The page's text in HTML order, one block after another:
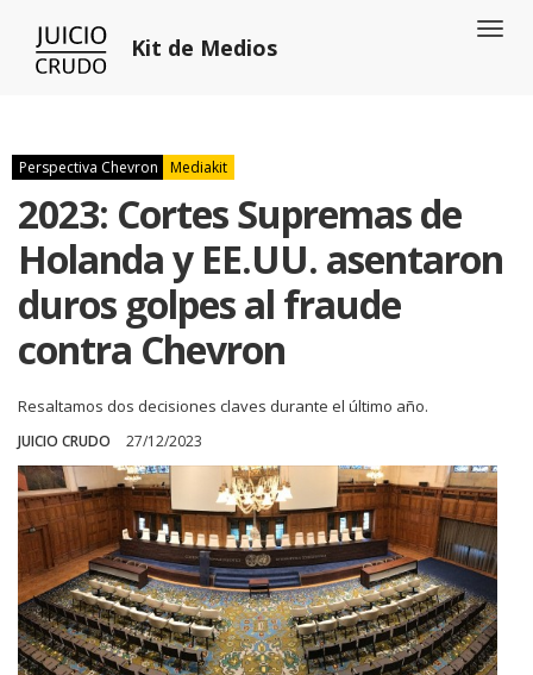
Kit de Medios
Perspectiva Chevron Mediakit
2023: Cortes Supremas de
Holanda y EE.UU. asentaron
duros golpes al fraude
contra Chevron
Resaltamos dos decisiones claves durante el último año.
JUICIO CRUDO 27/12/2023